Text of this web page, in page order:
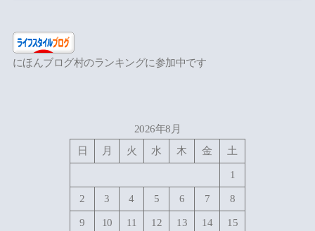
にほんブログ村のランキングに参加中です
2026年8月
日
月 火 水 木 金 土
1
2 3 4 5 6 7 8
9 10 11 12 13 14 15